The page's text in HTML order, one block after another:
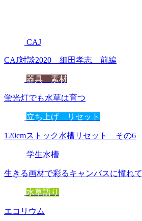
CAJ
CAJ対談2020 細田孝志 前編
器具 素材
蛍光灯でも水草は育つ
立ち上げ リセット
120cmストック水槽リセット その6
学生水槽
生きる画材で彩るキャンバスに憧れて
水草語り
エコリウム